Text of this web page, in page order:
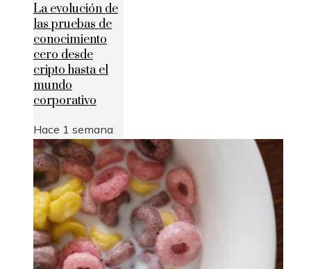
La evolución de
las pruebas de
conocimiento
cero desde
cripto hasta el
mundo
corporativo
Hace 1 semana